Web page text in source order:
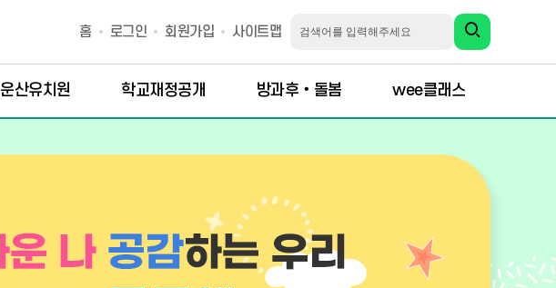
홈 로그인 회원가입 사이트맵
운산유치원 학교재정공개 방과후‧돌봄 wee클래스